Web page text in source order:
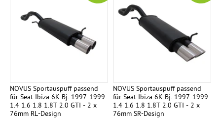
NOVUS Sportauspuff passend
für Seat Ibiza 6K Bj. 1997-1999
1.4 1.6 1.8 1.8T 2.0 GTI - 2 x
76mm RL-Design
NOVUS Sportauspuff passend
für Seat Ibiza 6K Bj. 1997-1999
1.4 1.6 1.8 1.8T 2.0 GTI - 2 x
76mm SR-Design